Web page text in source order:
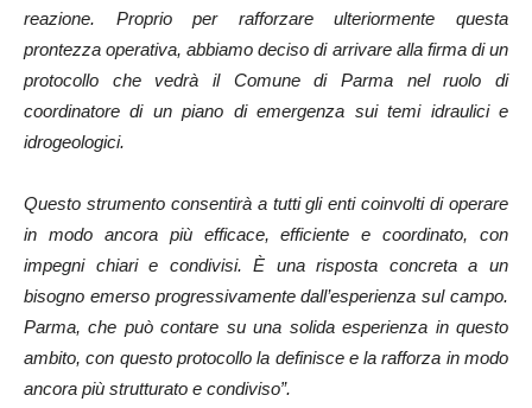
reazione. Proprio per rafforzare ulteriormente questa
prontezza operativa, abbiamo deciso di arrivare alla firma di un
protocollo che vedrà il Comune di Parma nel ruolo di
coordinatore di un piano di emergenza sui temi idraulici e
idrogeologici.
Questo strumento consentirà a tutti gli enti coinvolti di operare
in modo ancora più efficace, efficiente e coordinato, con
impegni chiari e condivisi. È una risposta concreta a un
bisogno emerso progressivamente dall’esperienza sul campo.
Parma, che può contare su una solida esperienza in questo
ambito, con questo protocollo la definisce e la rafforza in modo
ancora più strutturato e condiviso”.